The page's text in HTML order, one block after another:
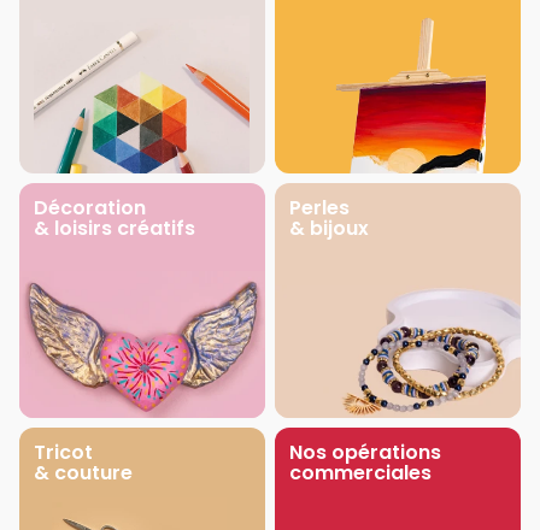
Décoration
& loisirs créatifs
Perles
& bijoux
Tricot
& couture
Nos opérations
commerciales